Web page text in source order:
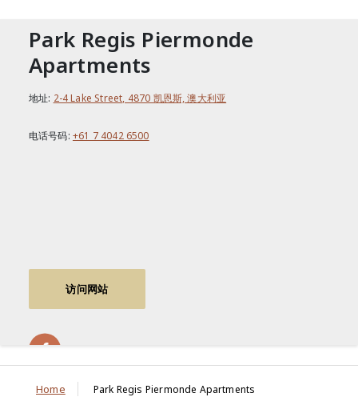
Park Regis Piermonde
Apartments
地址: 2-4 Lake Street, 4870 凯恩斯, 澳大利亚
电话号码: +61 7 4042 6500
访问网站
Home Park Regis Piermonde Apartments